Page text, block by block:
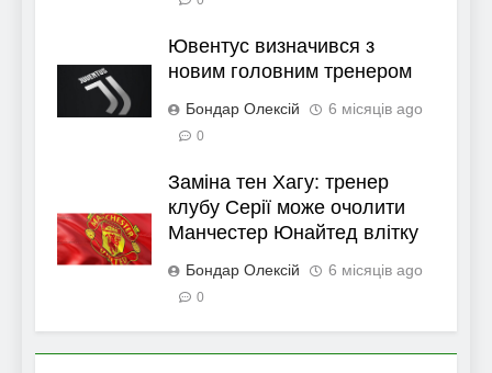
Ювентус визначився з
новим головним тренером
Бондар Олексій 6 місяців ago
0
Заміна тен Хагу: тренер
клубу Серії може очолити
Манчестер Юнайтед влітку
Бондар Олексій 6 місяців ago
0